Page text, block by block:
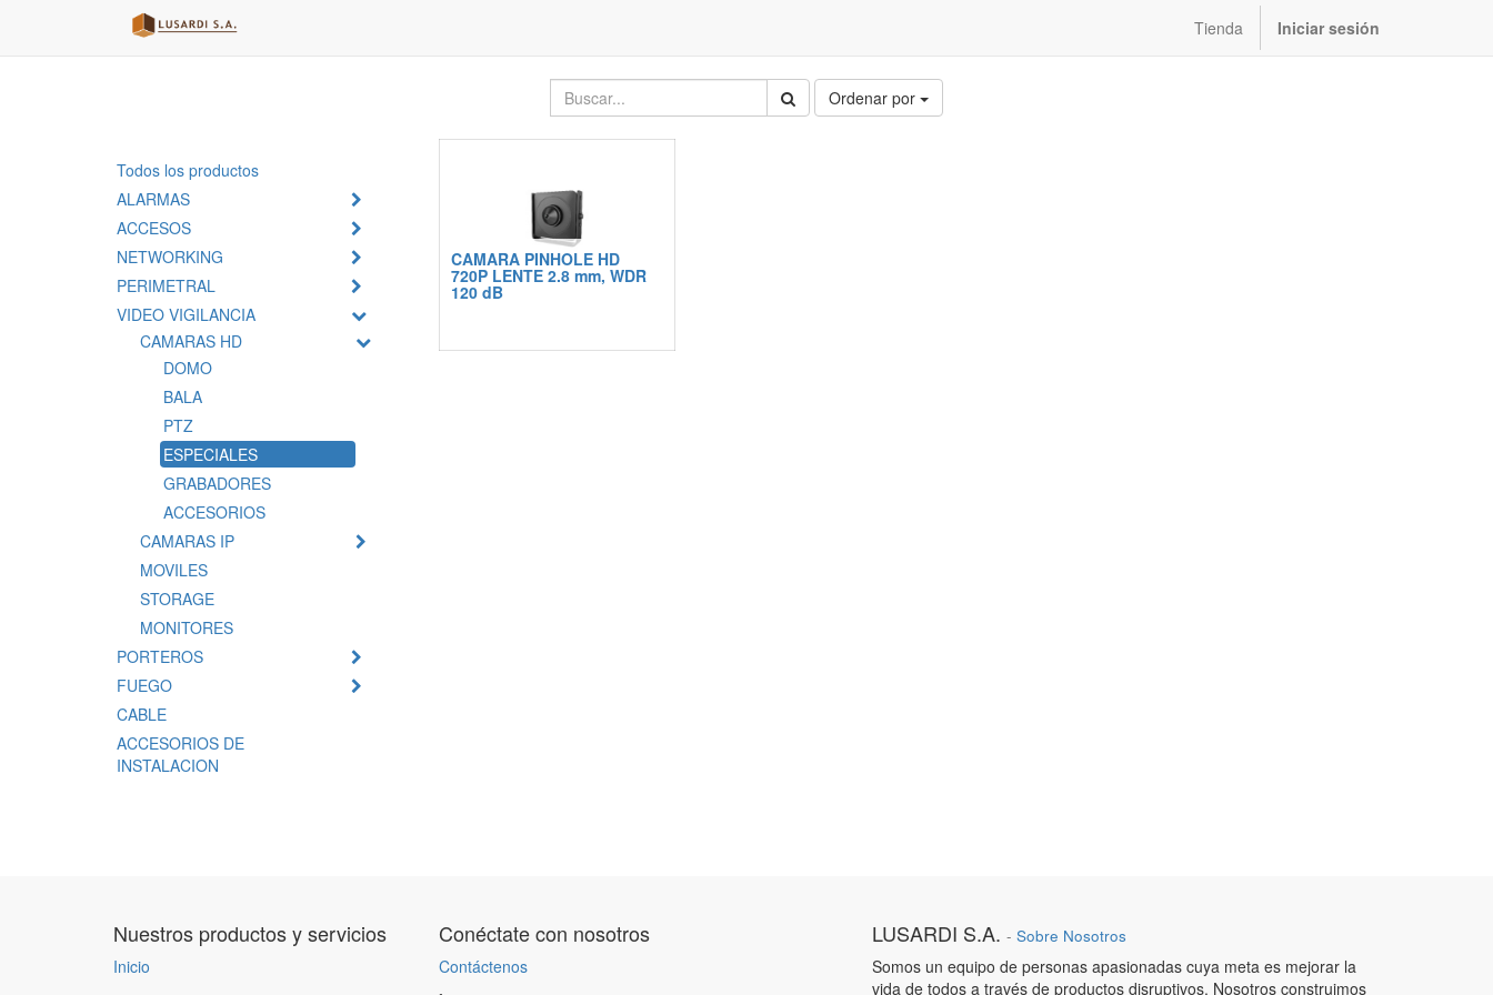
Tienda Iniciar sesión
Ordenar por
Todos los productos
ALARMAS
ACCESOS
NETWORKING
PERIMETRAL
VIDEO VIGILANCIA
CAMARAS HD
DOMO
BALA
PTZ
ESPECIALES
GRABADORES
ACCESORIOS
CAMARAS IP
MOVILES
STORAGE
MONITORES
PORTEROS
FUEGO
CABLE
ACCESORIOS DE
INSTALACION
CAMARA PINHOLE HD
720P LENTE 2.8 mm, WDR
120 dB
Nuestros productos y servicios
Inicio
Conéctate con nosotros
Contáctenos
LUSARDI S.A. - Sobre Nosotros
Somos un equipo de personas apasionadas cuya meta es mejorar la
vida de todos a través de productos disruptivos. Nosotros construimos